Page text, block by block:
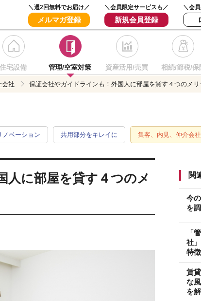
＼週2回無料でお届け／
メルマガ登録
＼会員限定サービスも／
新規会員登録
＼会
住宅設備 管理/空室対策 資産活用/売買 相続/節税/保
会社 保証会社やガイドラインも！外国人に部屋を貸す４つのメ
ノベーション 共用部分をキレイに 集客、内見、仲介会社
人に部屋を貸す４つのメ
関
今
を
「
社
特
賃
な
を